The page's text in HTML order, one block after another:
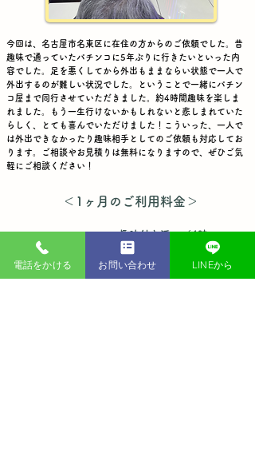
​今回は、名古屋市名東区に在住の方からのご依頼でした。昔
趣味で通っていたパチンコに5年ぶりに行きたいといった内
容でした。足を悪くしてから外出もままならい状態で一人で
外出するのが難しい状況でした。ということで一緒にパチン
コ屋まで同行させていただきました。約4時間趣味を楽しま
れました。もう一生行けないかもしれないと悲しまれていた
らしく、とても喜んでいただけました！こういった、一人で
は外出できなかったり趣味相手としてのご依頼も対応してお
ります。ご相談やお見積りは無料になりますので、ぜひご気
軽にご相談ください！
​＜1ヶ月のご利用料金＞
​趣味付き添い（4時
合計（税込） 14,000円
電話をかける お問い合わせ LINEから